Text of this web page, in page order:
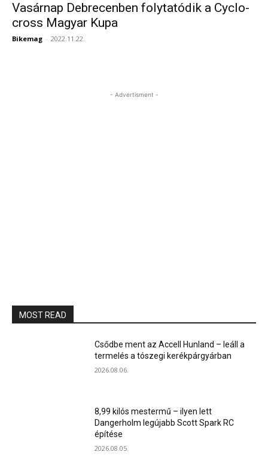
Vasárnap Debrecenben folytatódik a Cyclo-
cross Magyar Kupa
Bikemag - 2022.11.22.
- Advertisment -
MOST READ
Csődbe ment az Accell Hunland – leáll a
termelés a tószegi kerékpárgyárban
2026.08.06.
8,99 kilós mestermű – ilyen lett
Dangerholm legújabb Scott Spark RC
építése
2026.08.05.